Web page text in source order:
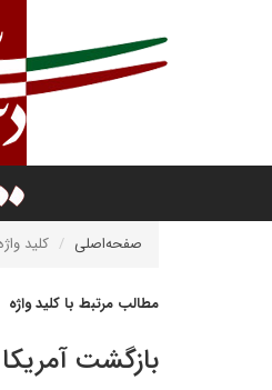
صفحه‌اصلی کلید
مطالب مرتبط با کلید واژه
بازگشت